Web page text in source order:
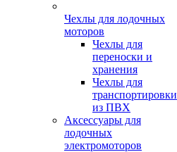
Чехлы для лодочных
моторов
Чехлы для
переноски и
хранения
Чехлы для
транспортировки
из ПВХ
Аксессуары для
лодочных
электромоторов